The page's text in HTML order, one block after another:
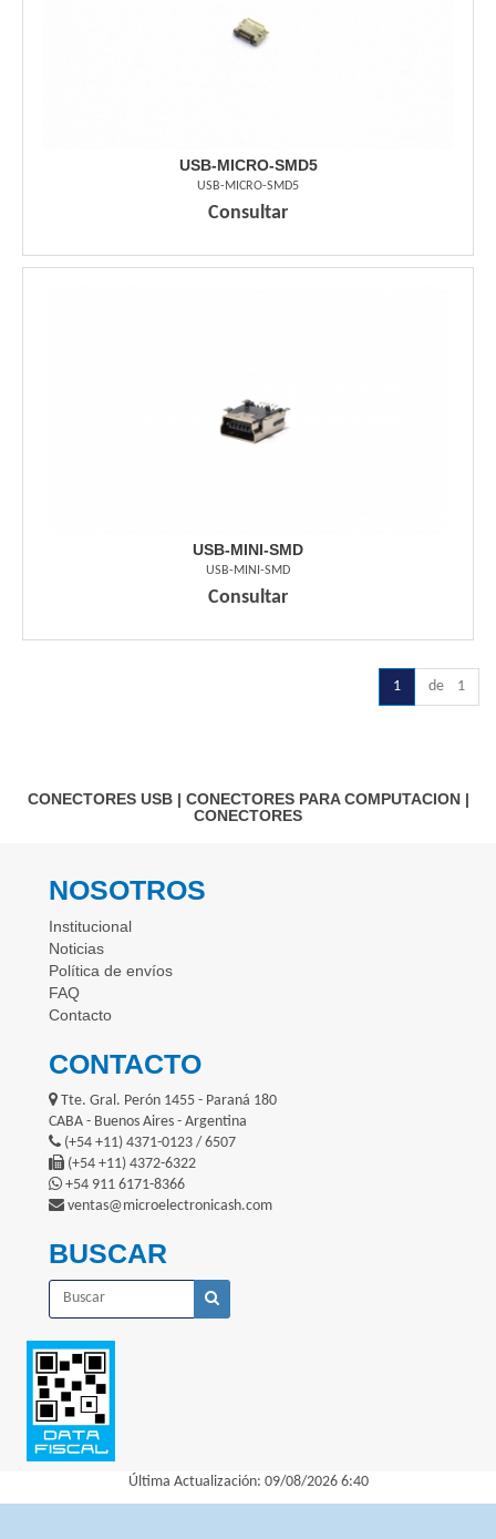
USB-MICRO-SMD5
USB-MICRO-SMD5
Consultar
USB-MINI-SMD
USB-MINI-SMD
Consultar
1 de 1
CONECTORES USB| CONECTORES PARA COMPUTACION|
CONECTORES
NOSOTROS
Institucional
Noticias
Política de envíos
FAQ
Contacto
CONTACTO
Tte. Gral. Perón 1455 - Paraná 180
CABA - Buenos Aires - Argentina
(+54 +11) 4371-0123 / 6507
(+54 +11) 4372-6322
+54 911 6171-8366
ventas@microelectronicash.com
BUSCAR
Última Actualización: 09/08/2026 6:40